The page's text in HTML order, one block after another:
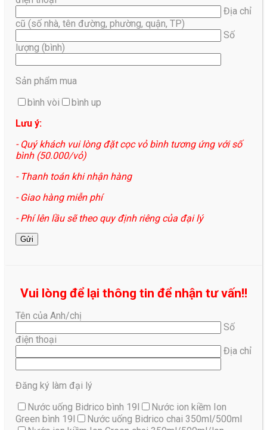
Địa chỉ
cũ (số nhà, tên đường, phường, quận, TP)
Số
lượng (bình)
Sản phẩm mua
bình vòi
bình up
Lưu ý:
- Quý khách vui lòng đặt cọc vỏ bình tương ứng với số
bình (50.000/vỏ)
- Thanh toán khi nhận hàng
- Giao hàng miễn phí
- Phí lên lầu sẽ theo quy định riêng của đại lý
Vui lòng để lại thông tin để nhận tư vấn!!
Tên của Anh/chị
Số
điện thoại
Địa chỉ
Đăng ký làm đại lý
Nước uống Bidrico bình 19l
Nước ion kiềm Ion
Green bình 19l
Nước uống Bidrico chai 350ml/500ml